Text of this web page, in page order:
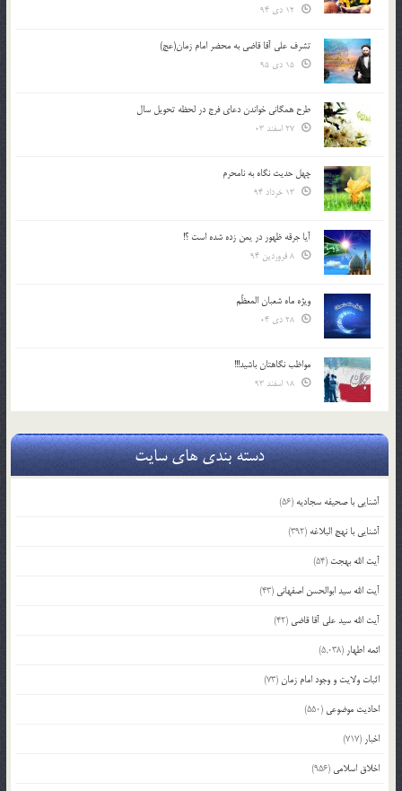
تشرف علي آقا قاضي به محضر امام زمان(عج)
طرح همگانی خواندن دعای فرج در لحظه تحویل سال
چهل حدیث نگاه به نامحرم
آیا جرقه ظهور در یمن زده شده است ؟!
ویژه ماه شعبان المعظّم
مواظب نگاهتان باشید!!!
دسته بندی های سایت
آشنایی با صحیفه سجادیه (56)
آشنایی با نهج البلاغه (392)
آیت الله بهجت (54)
آیت الله سید ابوالحسن اصفهانی (43)
آیت الله سید علی آقا قاضی (42)
ائمه اطهار (5,038)
اثبات ولایت و وجود امام زمان (73)
احادیث موضوعی (550)
اخبار (717)
اخلاق اسلامی (956)